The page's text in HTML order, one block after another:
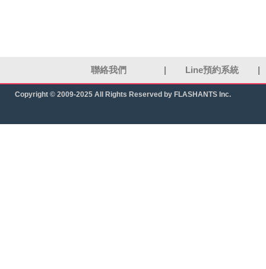
聯絡我們 Line預約系統
Copyright © 2009-2025 All Rights Reserved by FLASHANTS Inc.